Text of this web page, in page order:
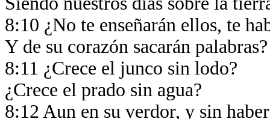
8:10 ¿No te enseñarán ellos, te
Y de su corazón sacarán
8:11 ¿Crece el junco sin lodo?
¿Crece el prado sin agua?
8:12 Aun en su verdor, y sin